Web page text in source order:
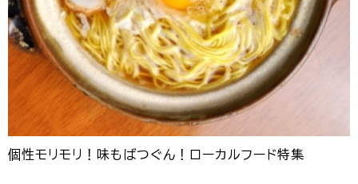
個性モリモリ！味もばつぐん！ローカルフード特集